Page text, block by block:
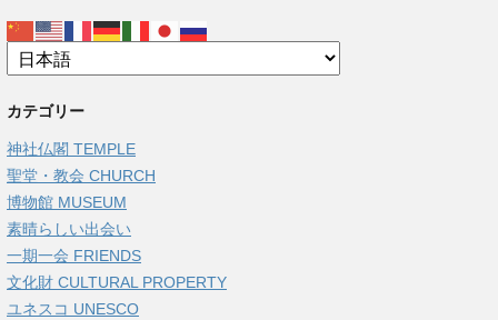
カテゴリー
神社仏閣 TEMPLE
聖堂・教会 CHURCH
博物館 MUSEUM
素晴らしい出会い
一期一会 FRIENDS
文化財 CULTURAL PROPERTY
ユネスコ UNESCO